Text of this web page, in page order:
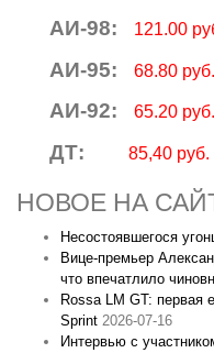
АИ-98: 121.00
АИ-95: 68.80 руб.
АИ-92: 65.20 руб.
ДТ: 85,40 руб.
НОВОЕ НА
Несостоявшегося
Вице‑премьер
что впечатлило
Rossa LM GT: первая
Sprint 2026-07-16
Интервью с